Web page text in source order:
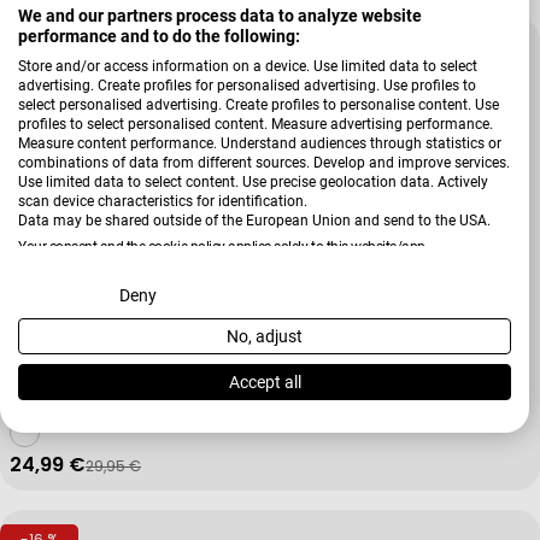
We and our partners process data to analyze website
performance and to do the following:
Store and/or access information on a device. Use limited data to select
advertising. Create profiles for personalised advertising. Use profiles to
select personalised advertising. Create profiles to personalise content. Use
profiles to select personalised content. Measure advertising performance.
Measure content performance. Understand audiences through statistics or
combinations of data from different sources. Develop and improve services.
Use limited data to select content. Use precise geolocation data. Actively
scan device characteristics for identification.
Data may be shared outside of the European Union and send to the USA.
Your consent and the cookie policy applies solely to this website/app.
View Partner List (2 IAB Vendors)
We use your data for the following purposes:
IAB processing purposes:
Deny
No, adjust
Accept all
-16 %
Sektglas-Set Vinos, 4-teilig Vinos
Verkäufer:
Zwiesel
Verkaufspreis
24,99 €
Regulärer Preis
29,95 €